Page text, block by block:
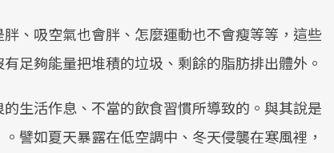
、吸空氣也會胖、怎麼運動也不會瘦等等，這些
足夠能量把堆積的垃圾、剩餘的脂肪排出體外。
生活作息、不當的飲食習慣所導致的。與其說是
譬如夏天暴露在低空調中、冬天侵襲在寒風裡，